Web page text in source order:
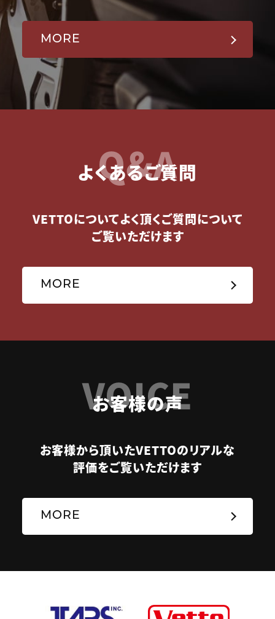
MORE
Q&A
よくあるご質問
VETTOについてよく頂くご質問について
ご覧いただけます
MORE
VOICE
お客様の声
お客様から頂いたVETTOのリアルな
評価をご覧いただけます
MORE